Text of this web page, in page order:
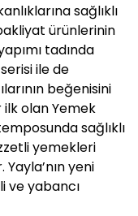
sağlıklı
ürünlerinin
tadında
ile de
beğenisini
ilk olan Yemek
sağlıklı
yemekleri
yeni
ve yabancı